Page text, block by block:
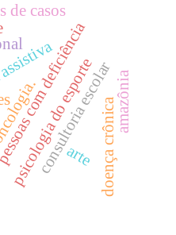
deficiência
psicologia do esporte
consultoria escolar
doença crônica
arte
de casos
amazônia